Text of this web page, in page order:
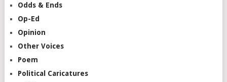
Odds & Ends
Op-Ed
Opinion
Other Voices
Poem
Political Caricatures